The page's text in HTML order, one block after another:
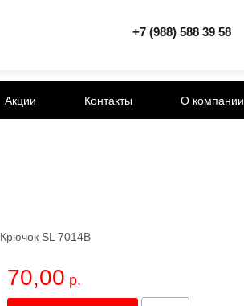
+7 (988) 588 39 58
Акции Контакты О компании
Крючок SL 7014B
70,00 р.